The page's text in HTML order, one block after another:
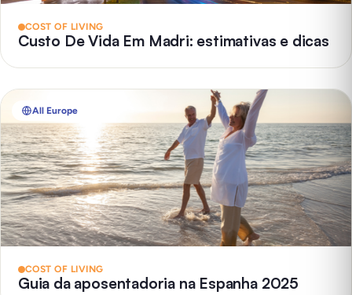
COST OF LIVING
Custo De Vida Em Madri: estimativas e dicas
All Europe
COST OF LIVING
Guia da aposentadoria na Espanha 2025